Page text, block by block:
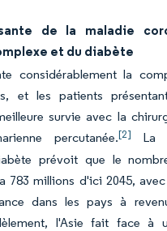
de la maladie
et du diabète
considérablement la
et les patients
survie avec la
percutanée.[2] La
prévoit que le
783 millions d'ici 2045,
dans les pays à
l'Asie fait face à